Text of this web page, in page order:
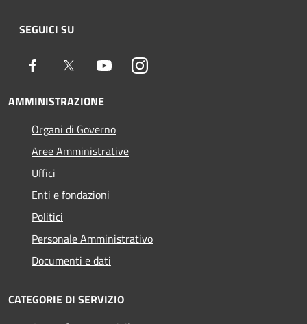
SEGUICI SU
Facebook Twitter YoutubeInstagram
AMMINISTRAZIONE
Organi di Governo
Aree Amministrative
Uffici
Enti e fondazioni
Politici
Personale Amministrativo
Documenti e dati
CATEGORIE DI SERVIZIO